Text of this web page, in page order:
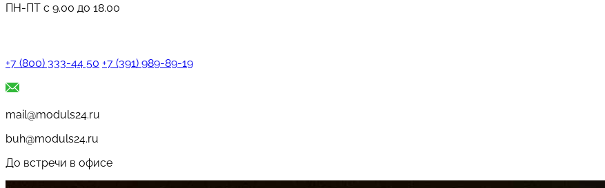
ПН-ПТ с 9.00 до 18.00
+7 (800) 333-44 50 +7 (391) 989-89-19
mail@moduls24.ru
buh@moduls24.ru
До встречи в офисе